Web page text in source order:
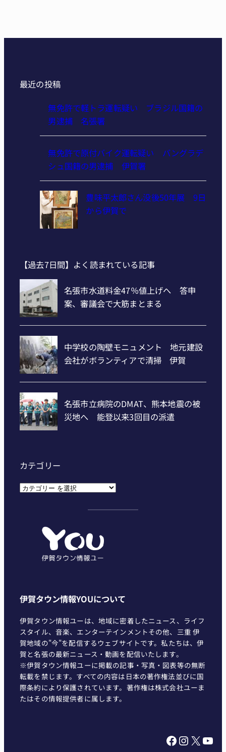
最近の投稿
無免許で軽トラ運転疑い ブラジル国籍の
男逮捕 名張署
無免許で原付バイク運転疑い バングラデ
シュ国籍の男逮捕 伊賀署
豊味平太郎さん没後50年展 9日
から伊賀で
【過去7日間】よく読まれている記事
カテゴリー
カ
伊賀タウン情報YOUについて
伊賀タウン情報ユーは、地域に密着したニュース、ライフ
スタイル、音楽、エンターテインメントその他、三重 伊
賀地域の"今"を配信するウェブサイトです。私たちは、伊
賀と名張の最新ニュース・動画を配信いたします。
※伊賀タウン情報ユーに掲載の記事・写真・図表等の無断
転載を禁じます。すべての内容は日本の著作権法並びに国
際条約により保護されています。著作権は株式会社ユーま
たはその情報提供者に属します。
Facebook InstagramX YouTube